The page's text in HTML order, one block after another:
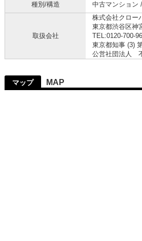
種別/構造 中古マンション
取扱会社
株式会社クロー
東京都渋谷区神
TEL:0120-700-
東京都知事 (3)
公営社団法人
マップ MAP